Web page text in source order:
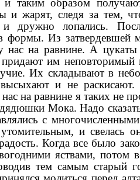
таким образом
и жарят, следя за тем,
дружно лопались.
формы. Из затвердевшей
нас на равнине. А
им неповторимый
Их складывают в
и не
на равнине я таких не
дядюшки Мока. Надо
с
и свелась
Когда все было
яствами, потом
тем самым старый